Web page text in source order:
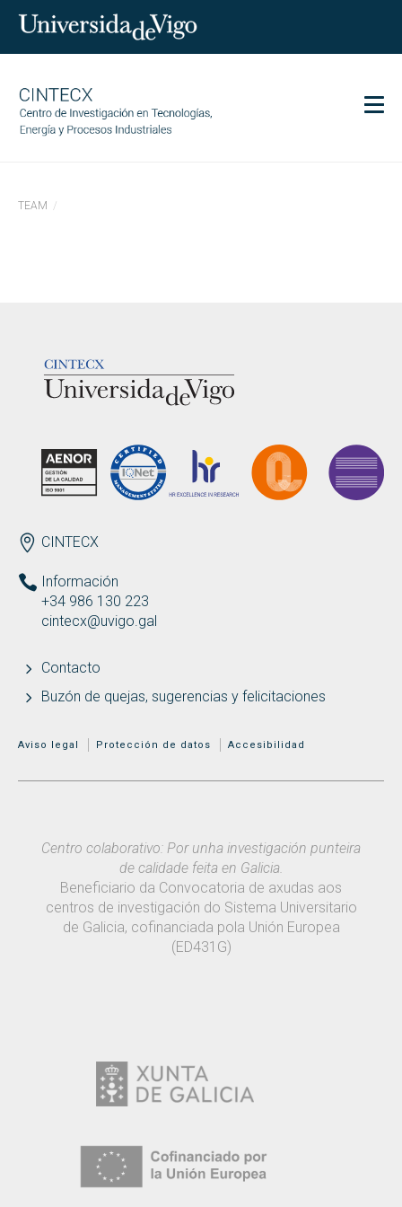
Investigación
Igualdad
GL EN Search
por:
BUSCAR
TEAM
ENDEREZO ES
CINTECX
Información
+34 986 130 223
cintecx@uvigo.gal
Contacto
Buzón de quejas, sugerencias y felicitaciones
MENÚ ADICIONAL
Aviso legal Protección de datos Accesibilidad
Centro colaborativo: Por unha investigación punteira
de calidade feita en Galicia.
Beneficiario da Convocatoria de axudas aos
centros de investigación do Sistema Universitario
de Galicia, cofinanciada pola Unión Europea
(ED431G)